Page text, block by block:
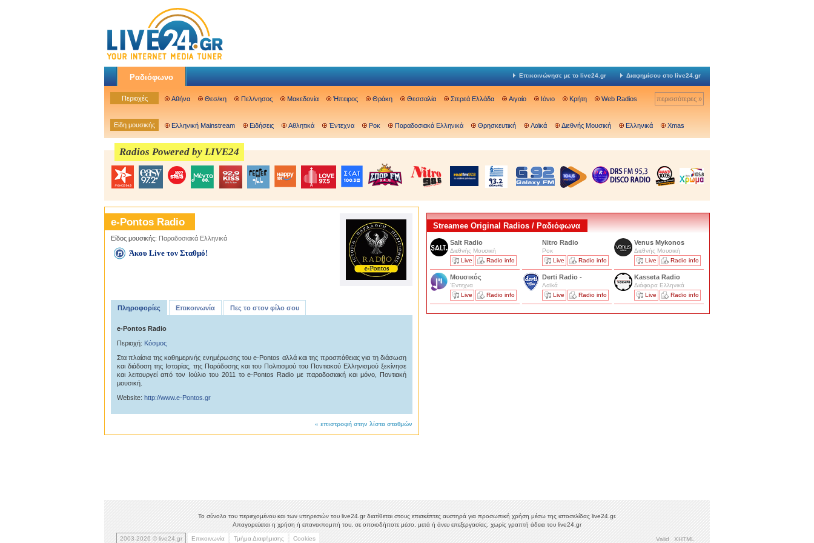
Ραδιόφωνο Επικοινώνησε με το live24.gr Διαφημίσου στο live24.gr
Περιοχές Αθήνα Θεσ/κη Πελ/νησος Μακεδονία Ήπειρος Θράκη Θεσσαλία Στερεά Ελλάδα Αιγαίο Ιόνιο Κρήτη Web Radios περισσότερες »
Είδη μουσικής Ελληνική Mainstream Ειδήσεις Αθλητικά Έντεχνα Ροκ Παραδοσιακά Ελληνικά Θρησκευτική Λαϊκά Διεθνής Μουσική Ελληνικά Xmas
Radios Powered by LIVE24
e-Pontos Radio
Είδος μουσικής: Παραδοσιακά Ελληνικά
Άκου Live τον Σταθμό!
Πληροφορίες Επικοινωνία Πες το στον φίλο σου
e-Pontos Radio
Περιοχή: Κόσμος
Στα πλαίσια της καθημερινής ενημέρωσης του e-Pontos αλλά και της προσπάθειας για τη διάσωση
και διάδοση της Ιστορίας, της Παράδοσης και του Πολιτισμού του Ποντιακού Ελληνισμού ξεκίνησε
και λειτουργεί από τον Ιούλιο του 2011 το e-Pontos Radio με παραδοσιακή και μόνο, Ποντιακή
μουσική.
Website: http://www.e-Pontos.gr
« επιστροφή στην λίστα σταθμών
Streamee Original Radios / Ραδιόφωνα
Salt Radio
Διεθνής Μουσική
Live
Radio info
Nitro Radio
Ροκ
Live
Radio info
Venus Mykonos
Διεθνής Μουσική
Live
Radio info
Μουσικός
'Εντεχνα
Live
Radio info
Derti Radio -
Λαϊκά
Live
Radio info
Kasseta Radio
Διάφορα Ελληνικά
Live
Radio info
Το σύνολο του περιεχομένου και των υπηρεσιών του live24.gr διατίθεται στους επισκέπτες αυστηρά για προσωπική χρήση μέσω της ιστοσελίδας live24.gr.
Απαγορεύεται η χρήση ή επανεκπομπή του, σε οποιοδήποτε μέσο, μετά ή άνευ επεξεργασίας, χωρίς γραπτή άδεια του live24.gr
2003-2026 © live24.gr Επικοινωνία Τμήμα Διαφήμισης Cookies Valid XHTML